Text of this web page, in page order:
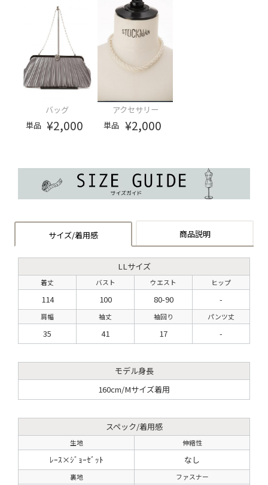
バッグ
単品 ¥2,000
アクセサリー
単品 ¥2,000
サイズ/着用感 商品説明
LLサイズ
着丈 バスト ウエスト ヒップ
114 100 80-90 -
肩幅 袖丈 袖回り パンツ丈
35 41 17 -
モデル身長
160cm/Mサイズ着用
スペック/着用感
生地 伸縮性
ﾚｰｽ×ｼﾞｮｰｾﾞｯﾄ なし
裏地 ファスナー